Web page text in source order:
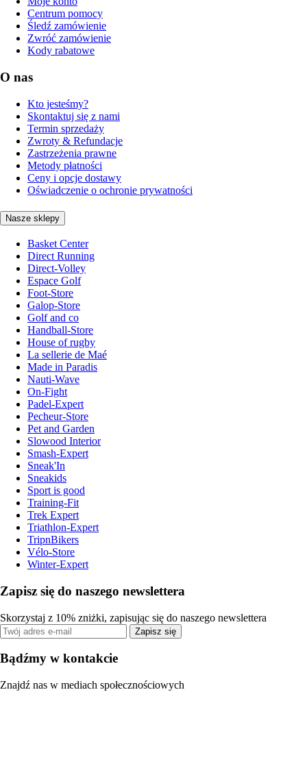
Centrum pomocy
Śledź zamówienie
Zwróć zamówienie
Kody rabatowe
O nas
Kto jesteśmy?
Skontaktuj się z nami
Termin sprzedaży
Zwroty & Refundacje
Zastrzeżenia prawne
Metody płatności
Ceny i opcje dostawy
Oświadczenie o ochronie prywatności
Nasze sklepy
Basket Center
Direct Running
Direct-Volley
Espace Golf
Foot-Store
Galop-Store
Golf and co
Handball-Store
House of rugby
La sellerie de Maé
Made in Paradis
Nauti-Wave
On-Fight
Padel-Expert
Pecheur-Store
Pet and Garden
Slowood Interior
Smash-Expert
Sneak'In
Sneakids
Sport is good
Training-Fit
Trek Expert
Triathlon-Expert
TripnBikers
Vélo-Store
Winter-Expert
Zapisz się do naszego newslettera
Skorzystaj z 10% zniżki, zapisując się do naszego newslettera
Zapisz się
Bądźmy w kontakcie
Znajdź nas w mediach społecznościowych